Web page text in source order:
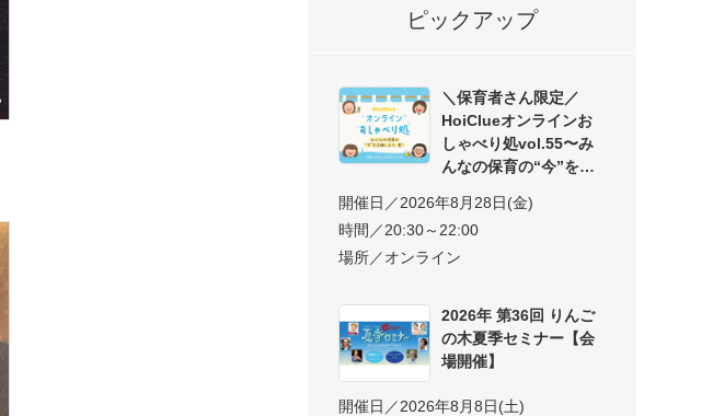
ピックアップ
＼保育者さん限定／
HoiClueオンラインお
しゃべり処vol.55〜み
んなの保育の“今”を交
開催日／2026年8月28日(金)
時間／20:30～22:00
場所／オンライン
2026年 第36回 りんご
の木夏季セミナー【会
場開催】
開催日／2026年8月8日(土)